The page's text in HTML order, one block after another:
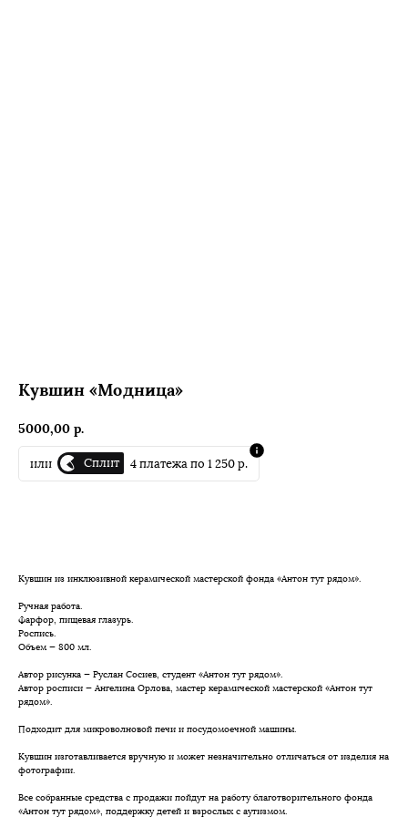
Кувшин «Модница»
5000,00 р.
или Сплит 4 платежа по 1 250 р.
Кувшин из инклюзивной керамической мастерской фонда «Антон тут рядом».
Ручная работа.
Фарфор, пищевая глазурь.
Роспись.
Объем — 800 мл.
Автор рисунка — Руслан Сосиев, студент «Антон тут рядом».
Автор росписи — Ангелина Орлова, мастер керамической мастерской «Антон тут
рядом».
Подходит для микроволновой печи и посудомоечной машины.
Кувшин изготавливается вручную и может незначительно отличаться от изделия на
фотографии.
Все собранные средства с продажи пойдут на работу благотворительного фонда
«Антон тут рядом», поддержку детей и взрослых с аутизмом.